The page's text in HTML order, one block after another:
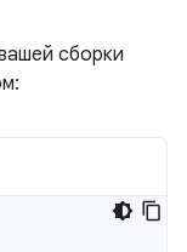
сборки